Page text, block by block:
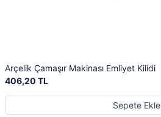
Arçelik Çamaşır Makinası Emliyet Kilidi
406,20 TL
Sepete Ekle